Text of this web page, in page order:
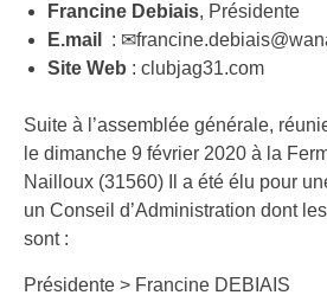
Francine Debiais, Présidente
E.mail
:
Site Web : clubjag31.com
Suite à l’assemblée générale,
le dimanche 9 février 2020 à la
Nailloux (31560) Il a été élu pour
un Conseil d’Administration dont
sont :
Présidente > Francine DEBIAIS